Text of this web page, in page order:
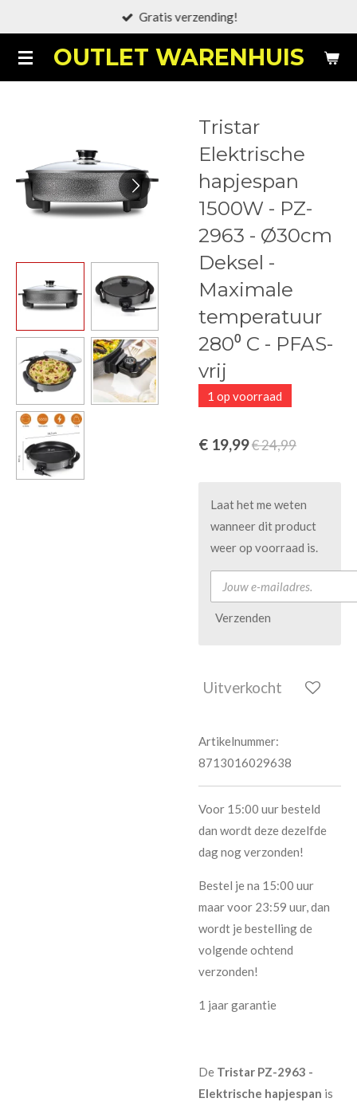
naar
de
OUTLET WARENHUIS
Gratis verzending!
Tristar
Elektrische
hapjespan
1500W - PZ-
2963 - Ø30cm
Deksel -
Maximale
temperatuur
280⁰ C - PFAS-
vrij
1 op voorraad
€ 19,99€ 24,99
Laat het me weten
wanneer dit product
weer op voorraad is.
Verzenden
Uitverkocht
Artikelnummer:
8713016029638
Voor 15:00 uur besteld
dan wordt deze dezelfde
dag nog verzonden!
Bestel je na 15:00 uur
maar voor 23:59 uur, dan
wordt je bestelling de
volgende ochtend
verzonden!
1 jaar garantie
De Tristar PZ-2963 -
Elektrische hapjespan is